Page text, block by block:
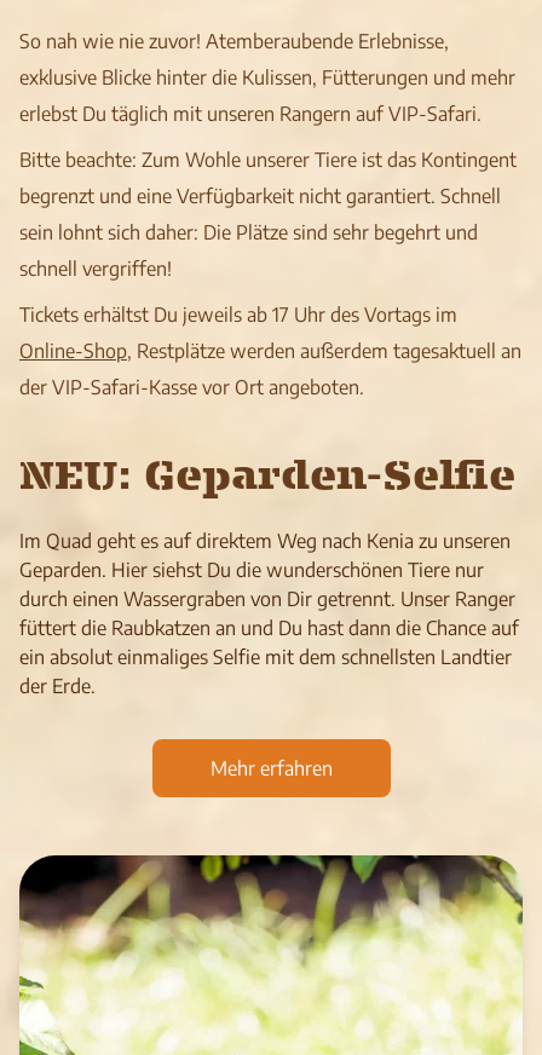
So nah wie nie zuvor! Atemberaubende Erlebnisse,
exklusive Blicke hinter die Kulissen, Fütterungen und mehr
erlebst Du täglich mit unseren Rangern auf VIP-Safari.
Bitte beachte: Zum Wohle unserer Tiere ist das Kontingent
begrenzt und eine Verfügbarkeit nicht garantiert. Schnell
sein lohnt sich daher: Die Plätze sind sehr begehrt und
schnell vergriffen!
Tickets erhältst Du jeweils ab 17 Uhr des Vortags im
Online-Shop, Restplätze werden außerdem tagesaktuell an
der VIP-Safari-Kasse vor Ort angeboten.
NEU: Geparden-Selfie
Im Quad geht es auf direktem Weg nach Kenia zu unseren
Geparden. Hier siehst Du die wunderschönen Tiere nur
durch einen Wassergraben von Dir getrennt. Unser Ranger
füttert die Raubkatzen an und Du hast dann die Chance auf
ein absolut einmaliges Selfie mit dem schnellsten Landtier
der Erde.
Mehr erfahren